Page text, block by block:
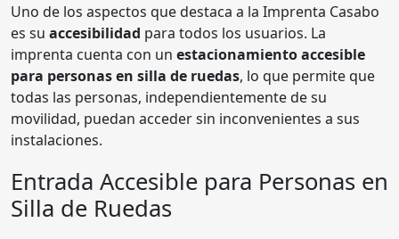
Uno de los aspectos que destaca a la Imprenta Casabo
es su accesibilidad para todos los usuarios. La
imprenta cuenta con un estacionamiento accesible
para personas en silla de ruedas, lo que permite que
todas las personas, independientemente de su
movilidad, puedan acceder sin inconvenientes a sus
instalaciones.
Entrada Accesible para Personas en
Silla de Ruedas